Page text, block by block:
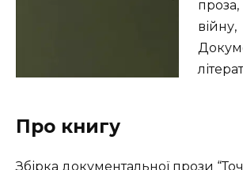
війну,
Про книгу
Збірка документальної прози